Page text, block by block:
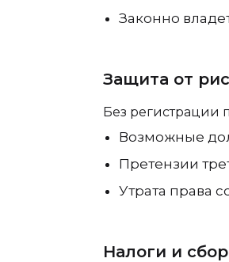
Законно
Защита от
Без регистрации
Возможные
Претензии
Утрата права
Налоги и